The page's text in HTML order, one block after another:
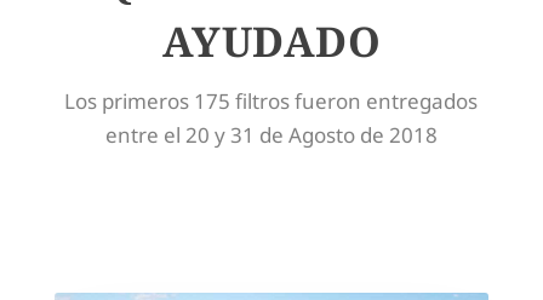
AYUDADO
Los primeros 175 filtros fueron entregados
entre el 20 y 31 de Agosto de 2018